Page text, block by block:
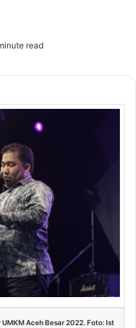
read
Aceh Besar 2022. Foto: Ist